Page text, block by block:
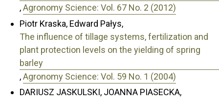
,Agronomy Science: Vol. 67 No. 2 (2012)
Piotr Kraska, Edward Pałys,
The influence of tillage systems, fertilization and
plant protection levels on the yielding of spring
barley
,Agronomy Science: Vol. 59 No. 1 (2004)
DARIUSZ JASKULSKI, JOANNA PIASECKA,